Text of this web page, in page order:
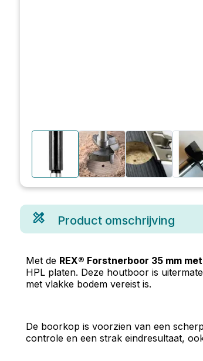
Product omschrijving
Met de REX® Forstnerboor 35 mm
HPL platen. Deze houtboor is
met vlakke bodem vereist is.
De boorkop is voorzien van een
controle en een strak eindresultaat,